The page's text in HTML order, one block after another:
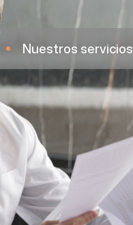
Nuestros servicios